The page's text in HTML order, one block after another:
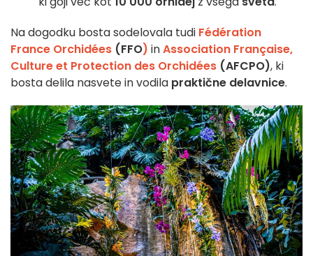
Na dogodku bosta sodelovala tudi Fédération
France Orchidées (FFO) inAssociation Française,
Culture et Protection des Orchidées (AFCPO), ki
bosta delila nasvete in vodila praktične delavnice.